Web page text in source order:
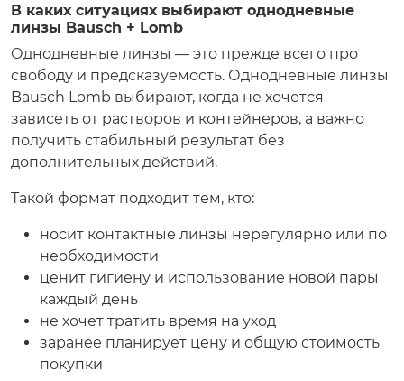
В каких ситуациях выбирают однодневные
линзы Bausch + Lomb
Однодневные линзы — это прежде всего про
свободу и предсказуемость. Однодневные линзы
Bausch Lomb выбирают, когда не хочется
зависеть от растворов и контейнеров, а важно
получить стабильный результат без
дополнительных действий.
Такой формат подходит тем, кто:
носит контактные линзы нерегулярно или по
необходимости
ценит гигиену и использование новой пары
каждый день
не хочет тратить время на уход
заранее планирует цену и общую стоимость
покупки